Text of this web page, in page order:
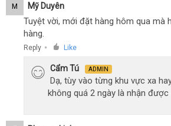
M Mỹ Duyên
Tuyệt vời, mới đặt hàng hôm qua mà
hàng.
Reply ● Like
Cẩm Tú ADMIN
Dạ, tùy vào từng khu vực xa
không quá 2 ngày là nhận được